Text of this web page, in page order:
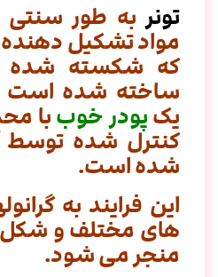
تونربه طور سنتی
مواد تشکیل
که شکسته شده
ساخته شده است
یکپودر خوببا
کنترل شده
شده است.
این فرایند به
های مختلف و شکل
منجر می شود.